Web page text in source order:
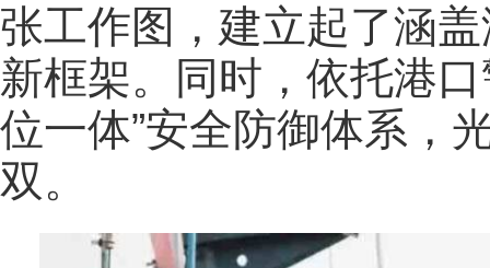
张工作图，建立起了涵
新框架。同时，依托港
位一体”安全防御体系，
双。